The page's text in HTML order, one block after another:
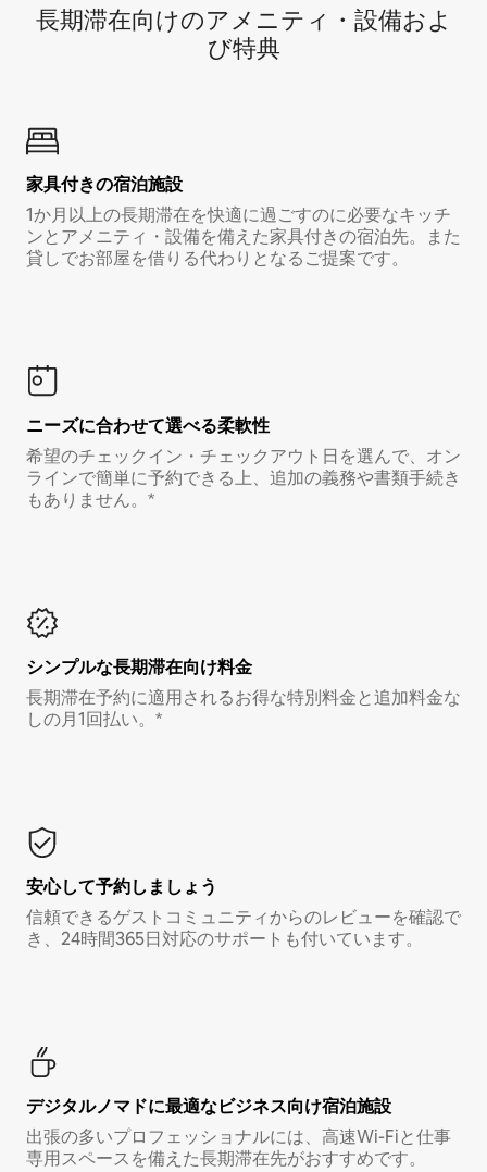
長期滞在向け⁠のア⁠メ⁠ニ⁠テ⁠ィ⁠・設⁠備⁠およ
び特⁠典
家具付き⁠の宿⁠泊⁠施⁠設
1か月以上の長期滞在を快適に過ごすのに必要なキッチ
ンとアメニティ・設備を備えた家具付きの宿泊先。また
貸しでお部屋を借りる代わりとなるご提案です。
ニーズに合わせて選べる柔軟性
希望のチェックイン・チェックアウト日を選んで、オン
ラインで簡単に予約できる上、追加の義務や書類手続き
もありません。*
シンプルな長期滞在向け料金
長期滞在予約に適用されるお得な特別料金と追加料金な
しの月1回払い。*
安心して予約しましょう
信頼できるゲストコミュニティからのレビューを確認で
き、24時間365日対応のサポートも付いています。
デジタルノマド⁠に最⁠適⁠なビ⁠ジ⁠ネ⁠ス⁠向⁠け宿⁠泊⁠施⁠設
出張の多いプロフェッショナルには、高速Wi-Fiと仕事
専用スペースを備えた長期滞在先がおすすめです。